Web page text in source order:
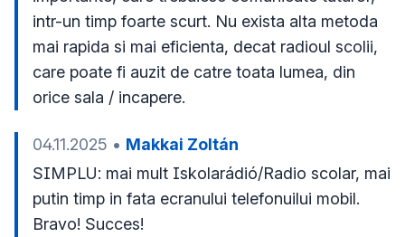
intr-un timp foarte scurt. Nu exista alta metoda
mai rapida si mai eficienta, decat radioul scolii,
care poate fi auzit de catre toata lumea, din
orice sala / incapere.
04.11.2025 • Makkai Zoltán
SIMPLU: mai mult Iskolarádió/Radio scolar, mai
putin timp in fata ecranului telefonuilui mobil.
Bravo! Succes!